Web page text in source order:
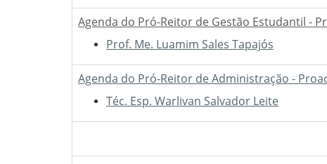
Agenda do Pró-Reitor de Gestão Estudantil -
Prof. Me. Luamim Sales Tapajós
Agenda do Pró-Reitor de Administração -
Téc. Esp. Warlivan Salvador Leite